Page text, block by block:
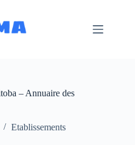
– Annuaire des
Etablissements